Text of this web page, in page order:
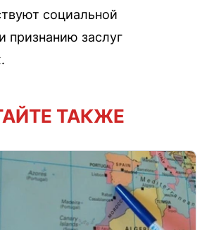
социальной
признанию заслуг
ТАКЖЕ